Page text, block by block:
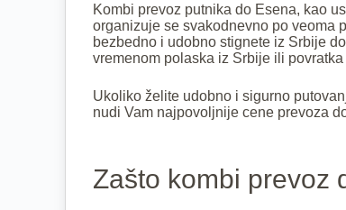
Kombi prevoz putnika do Esena, kao
organizuje se svakodnevno po veoma
bezbedno i udobno stignete iz Srbije
vremenom polaska iz Srbije ili
Ukoliko želite udobno i sigurno
nudi Vam najpovoljnije cene prevoza
Zašto kombi prevoz